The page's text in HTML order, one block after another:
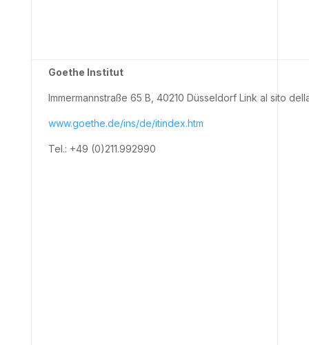
Goethe Institut
Immermannstraße 65 B, 40210 Düsseldorf Link al sito
www.goethe.de/ins/de/itindex.htm
Tel.: +49 (0)211.992990